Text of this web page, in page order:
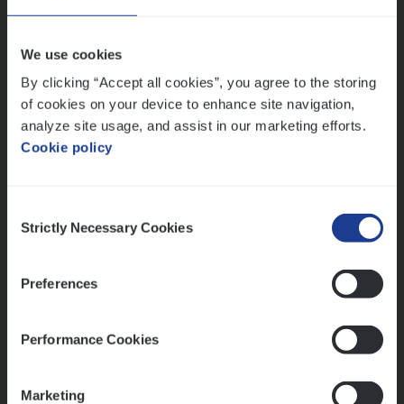
We use cookies
By clicking “Accept all cookies”, you agree to the storing
of cookies on your device to enhance site navigation,
analyze site usage, and assist in our marketing efforts.
Cookie policy
Selection
Strictly Necessary Cookies
Preferences
Performance Cookies
Marketing
Advisor/​Configuratie ana­lyst Part­ner in
Benefits
Dos­sier­be­heer­der ver­ze­ke­rin­gen — Soci­al
Insurance Operations